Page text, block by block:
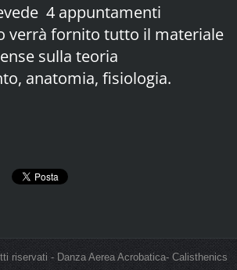
4 appuntamenti
verrà fornito tutto il materiale
sulla teoria
anatomia, fisiologia.
riservati - Danza Aerea Acrobatica- Calisthenics